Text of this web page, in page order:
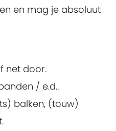
en mag je absoluut
net door.
/ e.d..
balken, (touw)